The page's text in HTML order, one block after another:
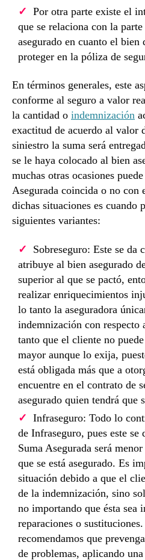
Por otra parte existe el
que se relaciona con la
asegurado en cuanto el bien
proteger en la póliza de
En términos generales, este
conforme al seguro a valor
la cantidad o indemnización
exactitud de acuerdo al valor
siniestro la suma será
se le haya colocado al bien
muchas otras ocasiones
Asegurada coincida o no con
dichas situaciones es cuando
siguientes variantes:
Sobreseguro: Este se da
atribuye al bien asegurado
superior al que se pactó,
realizar enriquecimientos
lo tanto la aseguradora
indemnización con respecto
tanto que el cliente no
mayor aunque lo exija,
está obligada más que a
encuentre en el contrato de
asegurado quien tendrá que
Infraseguro: Todo lo
de Infraseguro, pues este se
Suma Asegurada será
que se está asegurado. Es
situación debido a que el
de la indemnización, sino
no importando que ésta sea
reparaciones o
recomendamos que
de problemas, aplicando